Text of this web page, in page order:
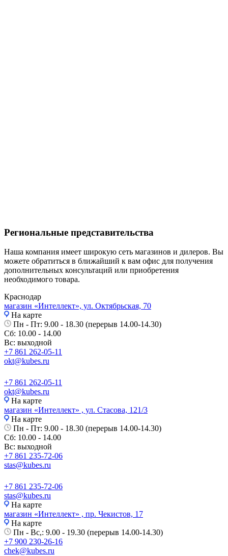
Региональные представительства
Наша компания имеет широкую сеть магазинов и дилеров. Вы
можете обратиться в ближайший к вам офис для получения
дополнительных консультаций или приобретения
необходимого товара.
Краснодар
магазин «Интеллект», ул. Октябрьская, 70
На карте
Пн - Пт: 9.00 - 18.30 (перерыв 14.00-14.30)
Сб: 10.00 - 14.00
Вс: выходной
+7 861 262-05-11
okt@kubes.ru
+7 861 262-05-11
okt@kubes.ru
На карте
магазин «Интеллект» , ул. Стасова, 121/3
На карте
Пн - Пт: 9.00 - 18.30 (перерыв 14.00-14.30)
Сб: 10.00 - 14.00
Вс: выходной
+7 861 235-72-06
stas@kubes.ru
+7 861 235-72-06
stas@kubes.ru
На карте
магазин «Интеллект» , пр. Чекистов, 17
На карте
Пн - Вс,: 9.00 - 19.30 (перерыв 14.00-14.30)
+7 900 230-26-16
chek@kubes.ru